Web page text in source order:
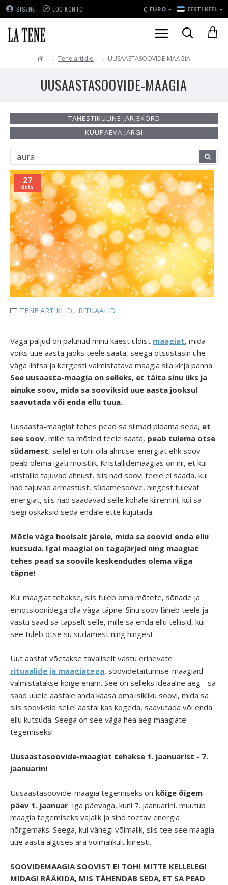
SISENE LOO KONTO € EURO EESTI KEEL
Tene artiklid UUSAASTASOOVIDE-MAAGIA
UUSAASTASOOVIDE-MAAGIA
TÄHESTIKULINE JÄRJEKORD
KUUPÄEVA JÄRGI
27
dets
TENE ARTIKLID, RITUAALID
Väga paljud on palunud minu käest üldist maagiat, mida
võiks uue aasta jaoks teele saata, seega otsustasin ühe
väga lihtsa ja kergesti valmistatava maagia siia kirja panna.
See uusaasta-maagia on selleks, et täita sinu üks ja
ainuke soov, mida sa sooviksid uue aasta jooksul
saavutada või enda ellu tuua.
Uusaasta-maagiat tehes pead sa silmad pidama seda, et
see soov, mille sa mõtled teele saata, peab tulema otse
südamest, sellel ei tohi olla ahnuse-energiat ehk soov
peab olema igati mõistlik. Kristallidemaagias on nii, et kui
kristallid tajuvad ahnust, siis nad soovi teele ei saada, kui
nad tajuvad armastust, südamesoove, hingest tulevat
energiat, siis nad saadavad selle kohale kiiremini, kui sa
isegi oskaksid seda endale ette kujutada.
Mõtle väga hoolsalt järele, mida sa soovid enda ellu
kutsuda. Igal maagial on tagajärjed ning maagiat
tehes pead sa soovile keskendudes olema väga
täpne!
Kui maagiat tehakse, siis tuleb oma mõtete, sõnade ja
emotsioonidega olla väga täpne. Sinu soov läheb teele ja
vastu saad sa täpselt selle, mille sa enda ellu tellisid, kui
see tuleb otse su südamest ning hingest.
Uut aastat võetakse tavaliselt vastu erinevate
rituaalide ja maagiatega, soovidetäitumise-maagiaid
valmistatakse kõige enam. See on selleks ideaalne aeg - sa
saad uuele aastale anda kaasa oma isikliku soovi, mida sa
siis sooviksid sellel aastal kas kogeda, saavutada või enda
ellu kutsuda. Seega on see väga hea aeg maagiate
tegemiseks!
Uusaastasoovide-maagiat tehakse 1. jaanuarist - 7.
jaanuarini
Uusaastasoovide-maagia tegemiseks on kõige õigem
päev 1. jaanuar. Iga päevaga, kuni 7. jaanuarini, muutub
maagia tegemiseks vajalik ja sind toetav energia
nõrgemaks. Seega, kui vähegi võimalik, siis tee see maagia
uue aasta alguses ära võimalikult kiiresti.
SOOVIDEMAAGIA SOOVIST EI TOHI MITTE KELLELEGI
MIDAGI RÄÄKIDA, MIS TÄHENDAB SEDA, ET SA PEAD